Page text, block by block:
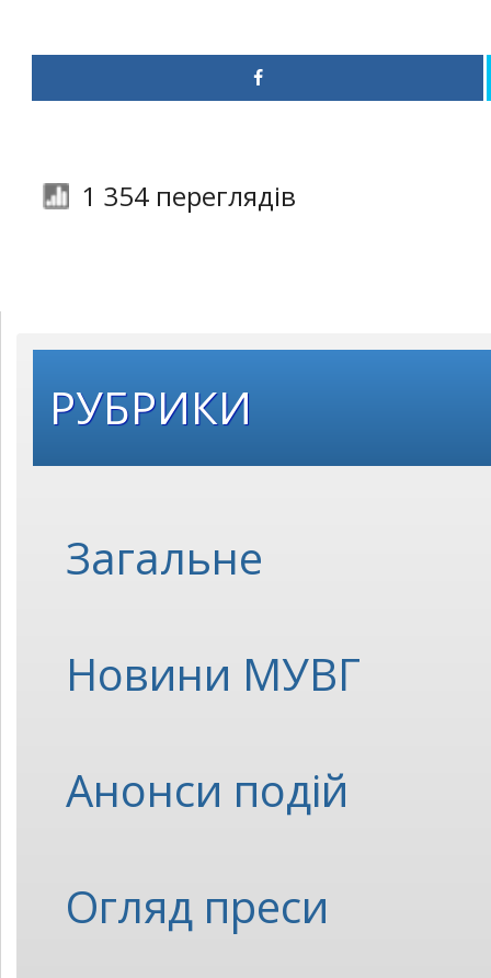
1 354 переглядів
РУБРИКИ
Загальне
Новини МУВГ
Анонси подій
Огляд преси